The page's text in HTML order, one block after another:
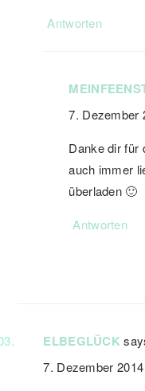
Antworten
7. Dezember
Danke dir für
auch immer
überladen 🙂
Antworten
ELBEGLÜCK
7. Dezember